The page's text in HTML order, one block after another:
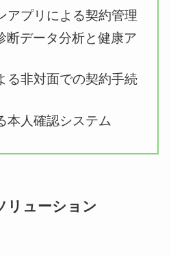
アプリによる契約管理
断データ分析と健康ア
る非対面での契約手続
本人確認システム
リューション